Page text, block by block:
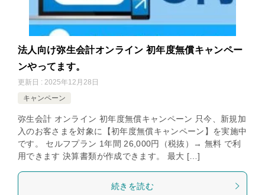
法人向け弥生会計オンライン 初年度無償キャンペー
ンやってます。
更新日 : 2025年12月28日
キャンペーン
弥生会計 オンライン 初年度無償キャンペーン 只今、新規加
入のお客さまを対象に【初年度無償キャンペーン】を実施中
です。 セルフプラン 1年間 26,000円（税抜）→ 無料 で利
用できます 決算書類が作成できます。 最大 […]
続きを読む